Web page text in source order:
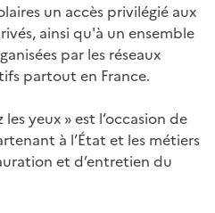
un accès privilégié aux
ainsi qu'à un ensemble
par les réseaux
partout en France.
yeux » est l’occasion de
à l’État et les métiers
et d’entretien du